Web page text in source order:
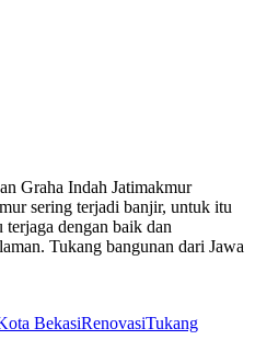
Graha Indah Jatimakmur
sering terjadi banjir, untuk itu
terjaga dengan baik dan
Tukang bangunan dari Jawa
BekasiRenovasiTukang